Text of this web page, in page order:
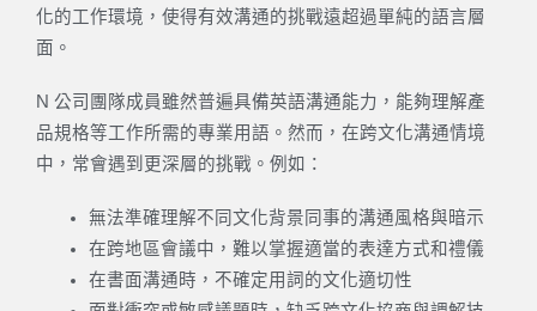
化的工作環境，使得有效溝通的挑戰遠超過單純的語言層
面。
N 公司團隊成員雖然普遍具備英語溝通能力，能夠理解產
品規格等工作所需的專業用語。然而，在跨文化溝通情境
中，常會遇到更深層的挑戰。例如：
無法準確理解不同文化背景同事的溝通風格與暗示
在跨地區會議中，難以掌握適當的表達方式和禮儀
在書面溝通時，不確定用詞的文化適切性